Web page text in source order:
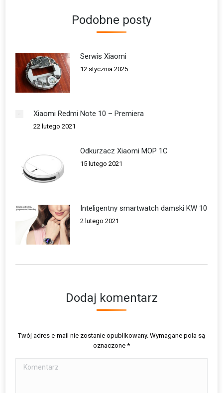
Podobne posty
Serwis Xiaomi
12 stycznia 2025
Xiaomi Redmi Note 10 – Premiera
22 lutego 2021
Odkurzacz Xiaomi MOP 1C
15 lutego 2021
Inteligentny smartwatch damski KW 10
2 lutego 2021
Dodaj komentarz
Twój adres e-mail nie zostanie opublikowany. Wymagane pola są
oznaczone *
Komentarz